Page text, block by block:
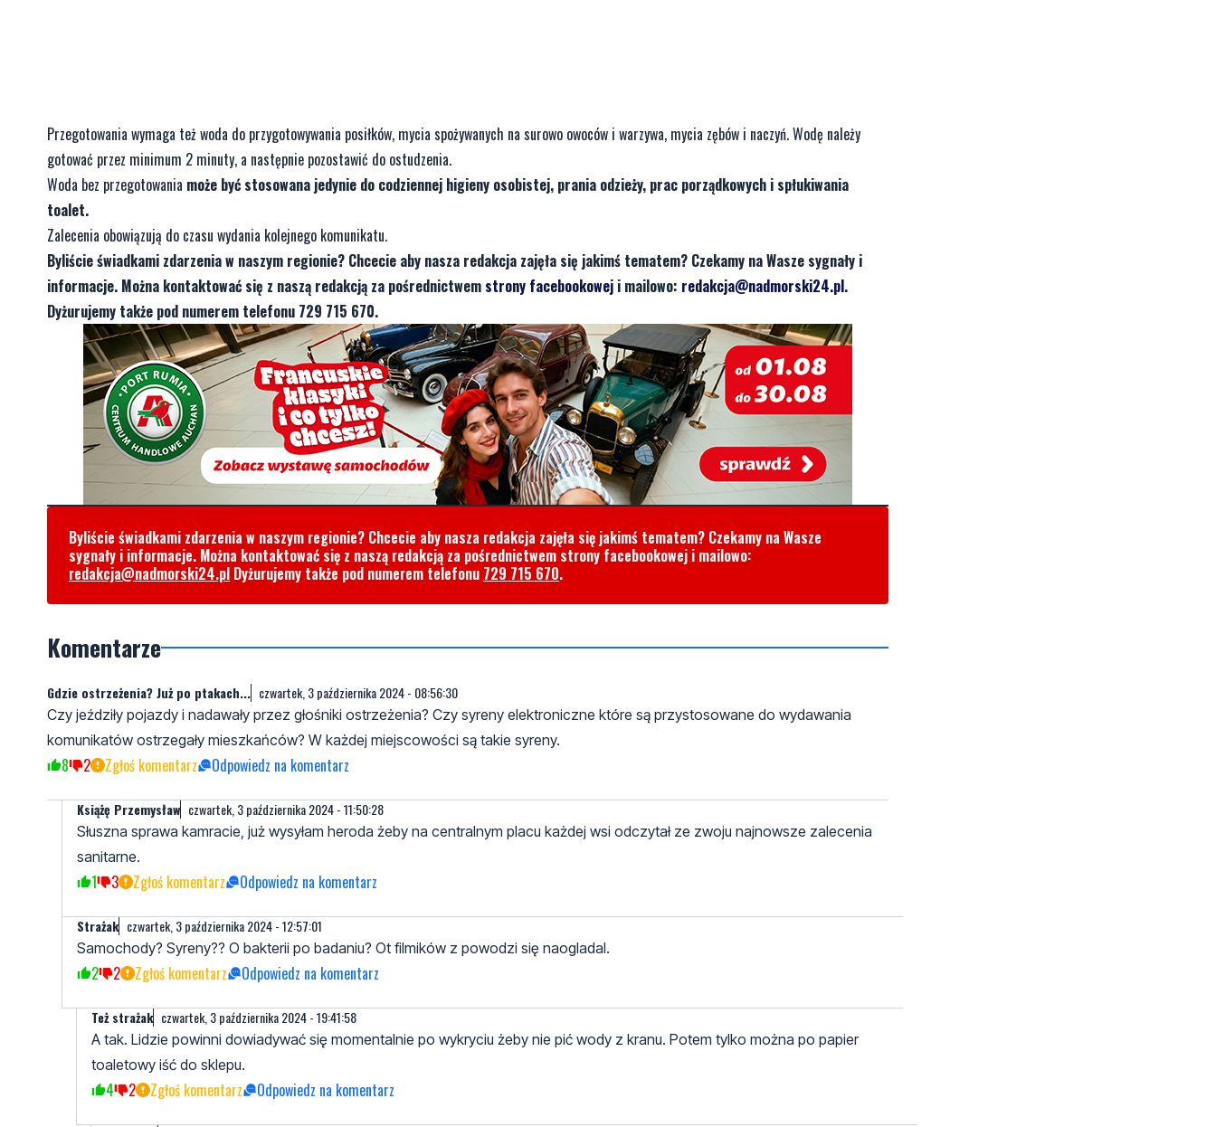
Przegotowania wymaga też woda do przygotowywania posiłków, mycia spożywanych na surowo owoców i warzywa, mycia zębów i naczyń. Wodę należy
gotować przez minimum 2 minuty, a następnie pozostawić do ostudzenia.
Woda bez przegotowania może być stosowana jedynie do codziennej higieny osobistej, prania odzieży, prac porządkowych i spłukiwania
toalet.
Zalecenia obowiązują do czasu wydania kolejnego komunikatu.
Byliście świadkami zdarzenia w naszym regionie? Chcecie aby nasza redakcja zajęła się jakimś tematem? Czekamy na Wasze sygnały i
informacje. Można kontaktować się z naszą redakcją za pośrednictwem strony facebookowej i mailowo: redakcja@nadmorski24.pl.
Dyżurujemy także pod numerem telefonu 729 715 670.
Byliście świadkami zdarzenia w naszym regionie? Chcecie aby nasza redakcja zajęła się jakimś tematem? Czekamy na Wasze
sygnały i informacje. Można kontaktować się z naszą redakcją za pośrednictwem strony facebookowej i mailowo:
redakcja@nadmorski24.pl Dyżurujemy także pod numerem telefonu 729 715 670.
Komentarze
Gdzie ostrzeżenia? Już po ptakach... czwartek, 3 października 2024 - 08:56:30
Czy jeździły pojazdy i nadawały przez głośniki ostrzeżenia? Czy syreny elektroniczne które są przystosowane do wydawania
komunikatów ostrzegały mieszkańców? W każdej miejscowości są takie syreny.
8 2 Zgłoś komentarz Odpowiedz na komentarz
Książę Przemysław czwartek, 3 października 2024 - 11:50:28
Słuszna sprawa kamracie, już wysyłam heroda żeby na centralnym placu każdej wsi odczytał ze zwoju najnowsze zalecenia
sanitarne.
1 3 Zgłoś komentarz Odpowiedz na komentarz
Strażak czwartek, 3 października 2024 - 12:57:01
Samochody? Syreny?? O bakterii po badaniu? Ot filmików z powodzi się naogladal.
2 2 Zgłoś komentarz Odpowiedz na komentarz
Też strażak czwartek, 3 października 2024 - 19:41:58
A tak. Lidzie powinni dowiadywać się momentalnie po wykryciu żeby nie pić wody z kranu. Potem tylko można po papier
toaletowy iść do sklepu.
4 2 Zgłoś komentarz Odpowiedz na komentarz